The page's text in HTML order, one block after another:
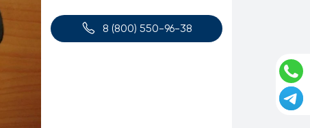
8 (800) 550-96-38